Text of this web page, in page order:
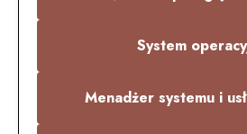
System
Menadżer systemu i